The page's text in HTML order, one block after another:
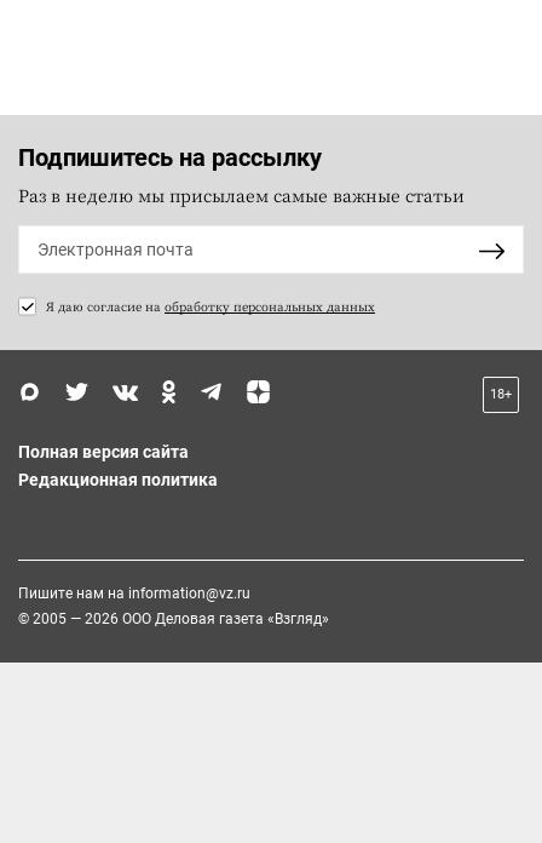
Подпишитесь на рассылку
Раз в неделю мы присылаем самые важные статьи
Я даю согласие на обработку персональных данных
18+
Полная версия сайта
Редакционная политика
Пишите нам на information@vz.ru
© 2005 — 2026 ООО Деловая газета «Взгляд»